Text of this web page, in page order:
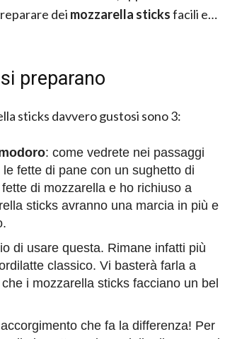
dei mozzarella sticksfacili e…
preparano
sticks davvero gustosi sono 3:
: come vedrete nei passaggi
fette di pane con un sughetto di
di mozzarella e ho richiuso a
sticks avranno una marcia in più e
di usare questa. Rimane infatti più
classico. Vi basterà farla a
i mozzarella sticks facciano un bel
che fa la differenza! Per